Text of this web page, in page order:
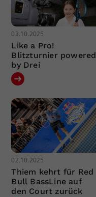
03.10.2025
Like a Pro!
Blitzturnier powered
by Drei
02.10.2025
Thiem kehrt für Red
Bull BassLine auf
den Court zurück